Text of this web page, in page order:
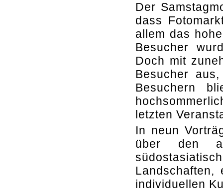
Der
dass
allem das
Besucher
Doch mit
Besucher
Besuchern
letzten
In neun
über den
Landschaften,
individuellen